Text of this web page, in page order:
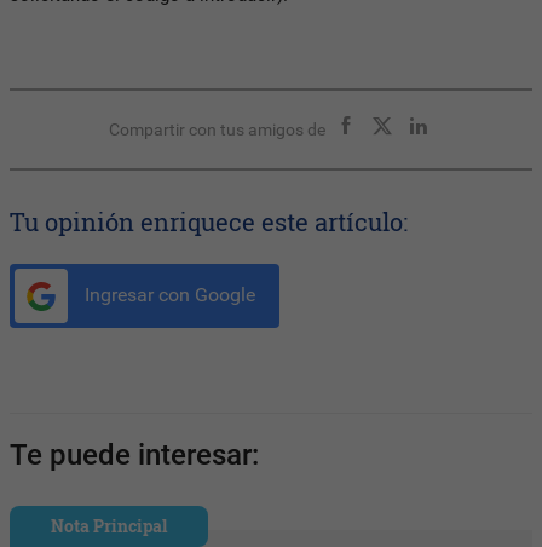
Compartir con tus amigos de
Tu opinión enriquece este artículo:
Ingresar con Google
Te puede interesar:
Nota Principal